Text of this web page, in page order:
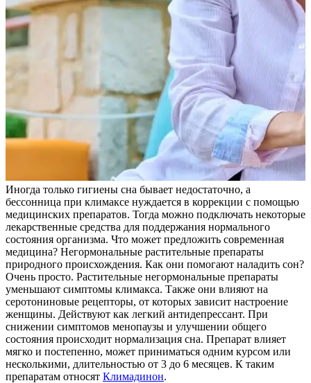
Иногда только гигиены сна бывает недостаточно, а
бессонница при климаксе нуждается в коррекции с помощью
медицинских препаратов. Тогда можно подключать некоторые
лекарственные средства для поддержания нормального
состояния организма. Что может предложить современная
медицина? Негормональные растительные препараты
природного происхождения. Как они помогают наладить сон?
Очень просто. Растительные негормональные препараты
уменьшают симптомы климакса. Также они влияют на
серотониновые рецепторы, от которых зависит настроение
женщины. Действуют как легкий антидепрессант. При
снижении симптомов менопаузы и улучшении общего
состояния происходит нормализация сна. Препарат влияет
мягко и постепенно, может приниматься одним курсом или
несколькими, длительностью от 3 до 6 месяцев. К таким
препаратам относят Климадинон.